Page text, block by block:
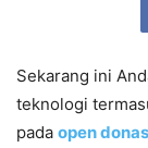
Sekarang ini
teknologi
pada open